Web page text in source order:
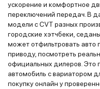
ускорение и комфортное
переключений передач. В
модели с CVT разных
городские хэтчбеки,
может отфильтровать авто
приводу, посмотреть
официальных дилеров. Это
автомобиль с вариатором
покупку онлайн у